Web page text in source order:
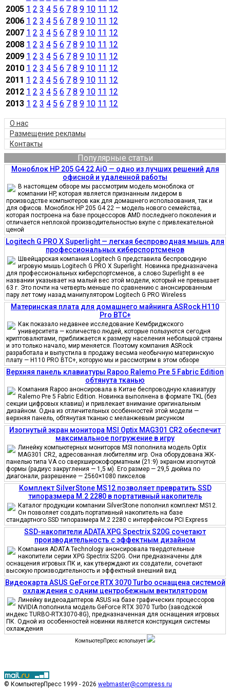
2005 1 2 3 4 5 6 7 8 9 10 11 12
2006 1 2 3 4 5 6 7 8 9 10 11 12
2007 1 2 3 4 5 6 7 8 9 10 11 12
2008 1 2 3 4 5 6 7 8 9 10 11 12
2009 1 2 3 4 5 6 7 8 9 10 11 12
2010 1 2 3 4 5 6 7 8 9 10 11 12
2011 1 2 3 4 5 6 7 8 9 10 11 12
2012 1 2 3 4 5 6 7 8 9 10 11 12
2013 1 2 3 4 5 6 7 8 9 10 11 12
О нас
Размещение рекламы
Контакты
Популярные статьи
Моноблок HP 205 G4 22 AiO — одно из лучших решений для
офисной и удаленной работы
В настоящем обзоре мы рассмотрим модель моноблока от
компании HP, которая является признанным лидером в
производстве компьютеров как для домашнего использования, так и
для офисов. Моноблок HP 205 G4 22 — модель нового семейства,
которая построена на базе процессоров AMD последнего поколения и
отличается неплохой производительностью вкупе с привлекательной
ценой
Logitech G PRO X Superlight — легкая беспроводная мышь для
профессиональных киберспортсменов
Швейцарская компания Logitech G представила беспроводную
игровую мышь Logitech G PRO X Superlight. Новинка предназначена
для профессиональных киберспортсменов, а слово Superlight в ее
названии указывает на малый вес этой модели, который не превышает
63 г. Это почти на четверть меньше по сравнению с анонсированным
пару лет тому назад манипулятором Logitech G PRO Wireless
Материнская плата для домашнего майнинга ASRock H110
Pro BTC+
Как показало недавнее исследование Кембриджского
университета — количество людей, которые пользуются сегодня
криптовалютами, приближается к размеру населения небольшой страны
и это только начало, мир меняется. Поэтому компания ASRock
разработала и выпустила в продажу весьма необычную материнскую
плату — H110 PRO BTC+, которую мы и рассмотрим в этом обзоре
Верхняя панель клавиатуры Rapoo Ralemo Pre 5 Fabric Edition
обтянута тканью
Компания Rapoo анонсировала в Китае беспроводную клавиатуру
Ralemo Pre 5 Fabric Edition. Новинка выполнена в формате TKL (без
секции цифровых клавиш) и привлекает внимание оригинальным
дизайном. Одна из отличительных особенностей этой модели —
верхняя панель, обтянутая тканью с меланжевым рисунком
Изогнутый экран монитора MSI Optix MAG301 CR2 обеспечит
максимальное погружение в игру
Линейку компьютерных мониторов MSI пополнила модель Optix
MAG301 CR2, адресованная любителям игр. Она оборудована ЖК-
панелью типа VA со сверхширокоформатным (21:9) экраном изогнутой
формы (радиус закругления — 1,5 м). Его размер — 29,5 дюйма по
диагонали, разрешение — 2560×1080 пикселов
Комплект SilverStone MS12 позволяет превратить SSD
типоразмера M.2 2280 в портативный накопитель
Каталог продукции компании SilverStone пополнил комплект MS12.
Он позволяет создать портативный накопитель на базе
стандартного SSD типоразмера M.2 2280 с интерфейсом PCI Express
SSD-накопители ADATA XPG Spectrix S20G сочетают
производительность с эффектным дизайном
Компания ADATA Technology анонсировала твердотельные
накопители серии XPG Spectrix S20G. Они предназначены для
оснащения игровых ПК и, как утверждают их создатели, сочетают
высокую производительность и эффектный внешний вид
Видеокарта ASUS GeForce RTX 3070 Turbo оснащена системой
охлаждения с одним центробежным вентилятором
Линейку видеоадаптеров ASUS на базе графических процессоров
NVIDIA пополнила модель GeForce RTX 3070 Turbo (заводской
индекс TURBO-RTX3070-8G), предназначенная для оснащения игровых
ПК. Одной из особенностей новинки является конструкция системы
охлаждения
КомпьютерПресс использует
© КомпьютерПресс 1999 - 2026 webmaster@compress.ru